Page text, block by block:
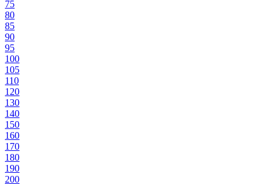
75
80
85
90
95
100
105
110
120
130
140
150
160
170
180
190
200